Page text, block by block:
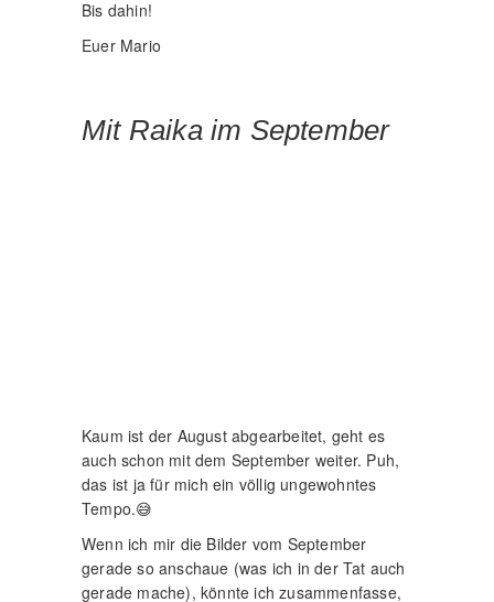
das ist ja für mich ein völlig ungewohntes
schließlich war es gerade Erntezeit (und nein,
dass Video dazu ist noch nicht fertig🙈).